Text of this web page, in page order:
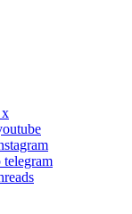
x
telegram